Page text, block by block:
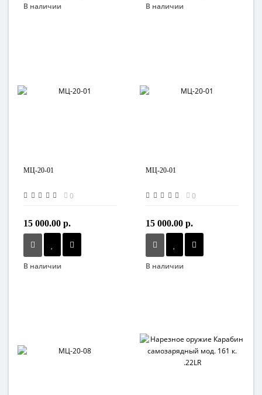
В наличии В наличии
МЦ-20-01
0
15 000.00 р.
В наличии
МЦ-20-01
0
15 000.00 р.
В наличии